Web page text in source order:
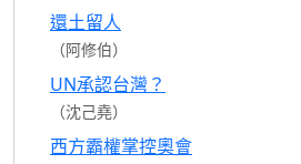
還土留人
（阿修伯）
UN承認台灣？
（沈己堯）
西方霸權掌控奧會